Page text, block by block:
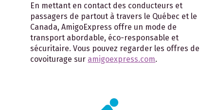
En mettant en contact des conducteurs et
passagers de partout à travers le Québec et le
Canada, AmigoExpress offre un mode de
transport abordable, éco-responsable et
sécuritaire. Vous pouvez regarder les offres de
covoiturage sur amigoexpress.com.